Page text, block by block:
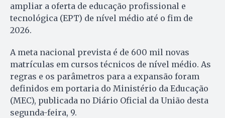
ampliar a oferta de educação profissional e
tecnológica (EPT) de nível médio até o fim de
2026.
A meta nacional prevista é de 600 mil novas
matrículas em cursos técnicos de nível médio. As
regras e os parâmetros para a expansão foram
definidos em portaria do Ministério da Educação
(MEC), publicada no Diário Oficial da União desta
segunda-feira, 9.